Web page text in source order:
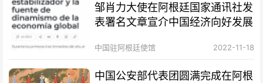
邹肖力大使在阿根廷国家通讯社发
表署名文章宣介中国经济向好发展
中国驻阿根廷使馆 2022-11-18
中国公安部代表团圆满完成在阿根